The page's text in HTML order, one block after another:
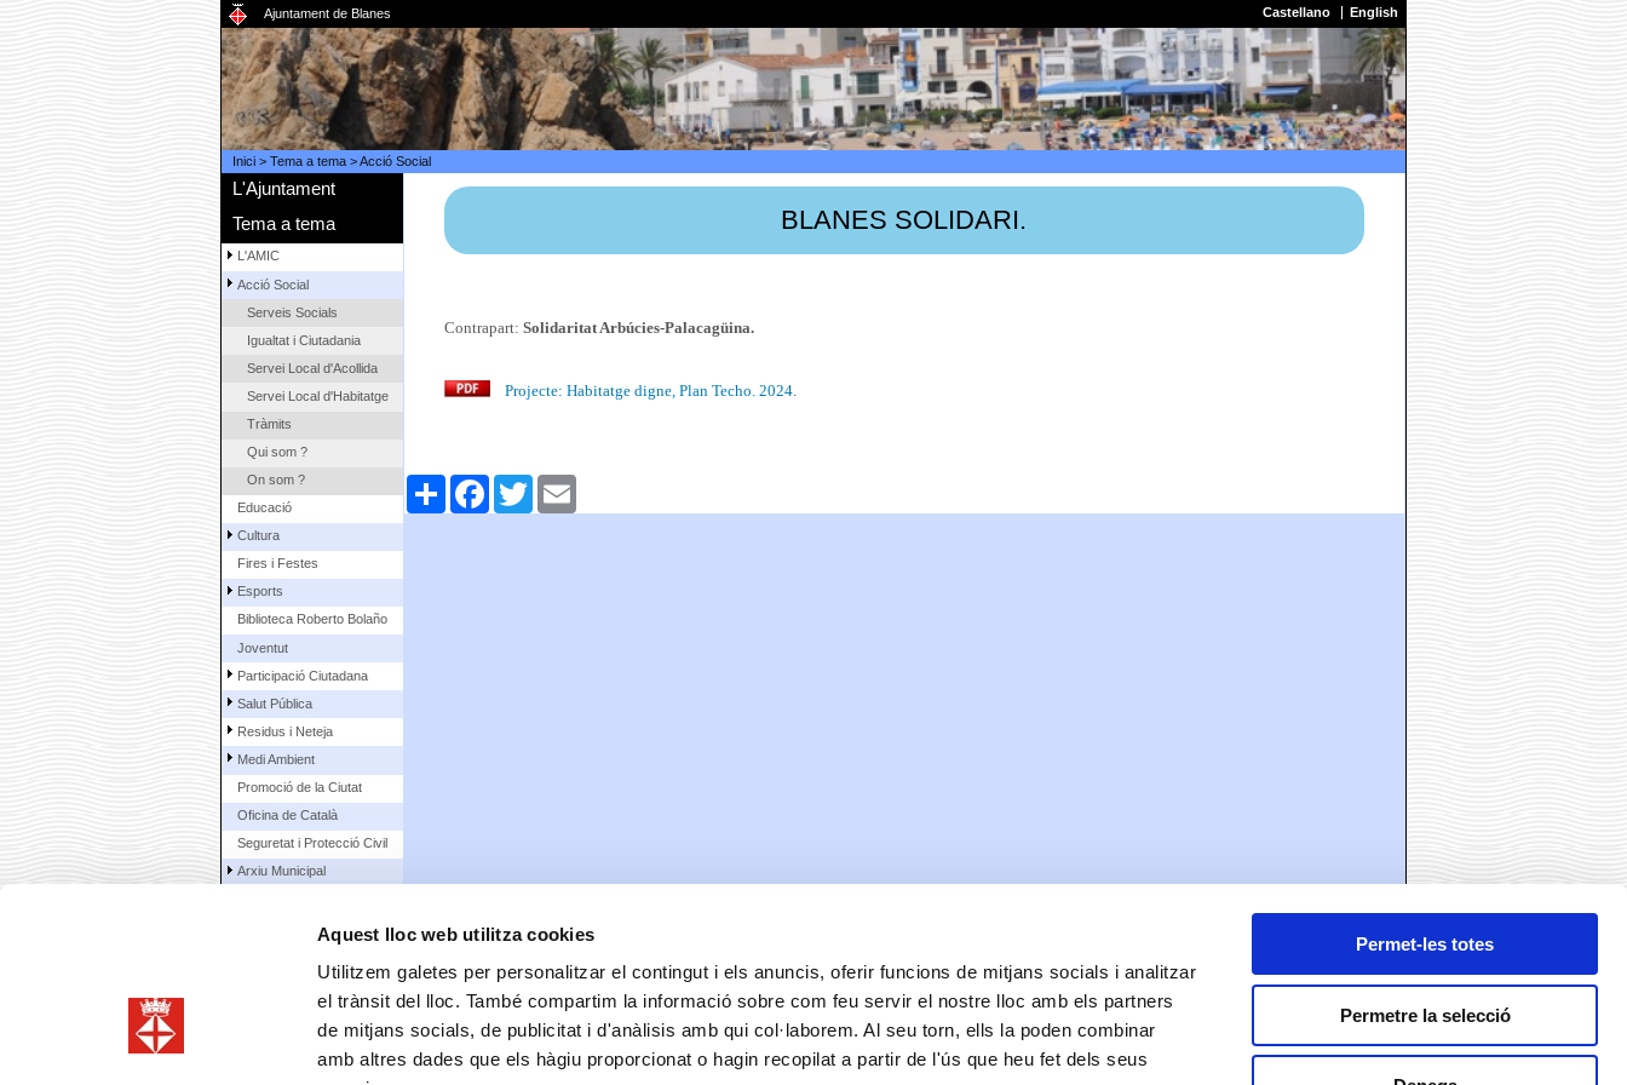
Aquest lloc web utilitza cookies
Utilitzem galetes per personalitzar el contingut i els anuncis, oferir funcions de mitjans socials i analitzar
el trànsit del lloc. També compartim la informació sobre com feu servir el nostre lloc amb els partners
de mitjans socials, de publicitat i d'anàlisis amb qui col·laborem. Al seu torn, ells la poden combinar
amb altres dades que els hàgiu proporcionat o hagin recopilat a partir de l'ús que heu fet dels seus
Permet-les totes
Permetre la selecció
Ajuntament de Blanes Castellano English
Inici> Tema a tema>Acció Social
L'Ajuntament
Tema a tema
L'AMIC
Acció Social
Serveis Socials
Igualtat i Ciutadania
Servei Local d'Acollida
Servei Local d'Habitatge
Tràmits
Qui som ?
On som ?
Educació
Cultura
Fires i Festes
Esports
Biblioteca Roberto Bolaño
Joventut
Participació Ciutadana
Salut Pública
Residus i Neteja
Medi Ambient
Promoció de la Ciutat
Oficina de Català
Seguretat i Protecció Civil
Arxiu Municipal
Contractació municipal
BLANES SOLIDARI.
Contrapart: Solidaritat Arbúcies-Palacagüina.
Projecte: Habitatge digne, Plan Techo. 2024.
ComparteixFacebookTwitter